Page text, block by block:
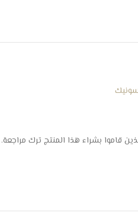
قاموا بشراء هذا المنتج ترك مراجعة.